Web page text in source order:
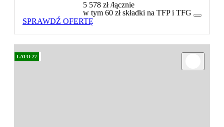
5 578 zł/łącznie
w tym 60 zł składki na TFP i TFG
SPRAWDŹ OFERTĘ
LATO 27